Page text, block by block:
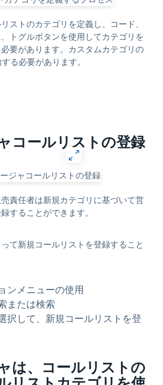
ストのカテゴリを定義し、コード、
トグルボタンを使用してカテゴリを
要があります。カスタムカテゴリの
る必要があります。
コールリストの登録
責任者は新規カテゴリに基づいて営
することができます。
て新規コールリストを登録すること
ンメニューの使用
または検索
択して、新規コールリストを登
は、コールリストの